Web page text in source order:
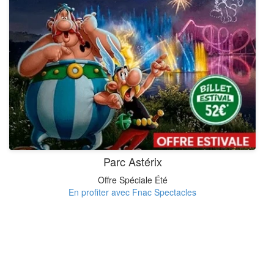
Parc Astérix
Offre Spéciale Été
En profiter avec Fnac Spectacles